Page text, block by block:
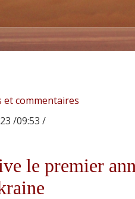
et commentaires
/09:53 /
le premier